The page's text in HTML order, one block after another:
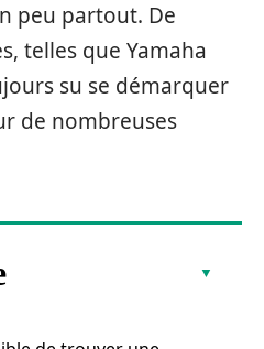
peu partout. De
telles que Yamaha
su se démarquer
de nombreuses